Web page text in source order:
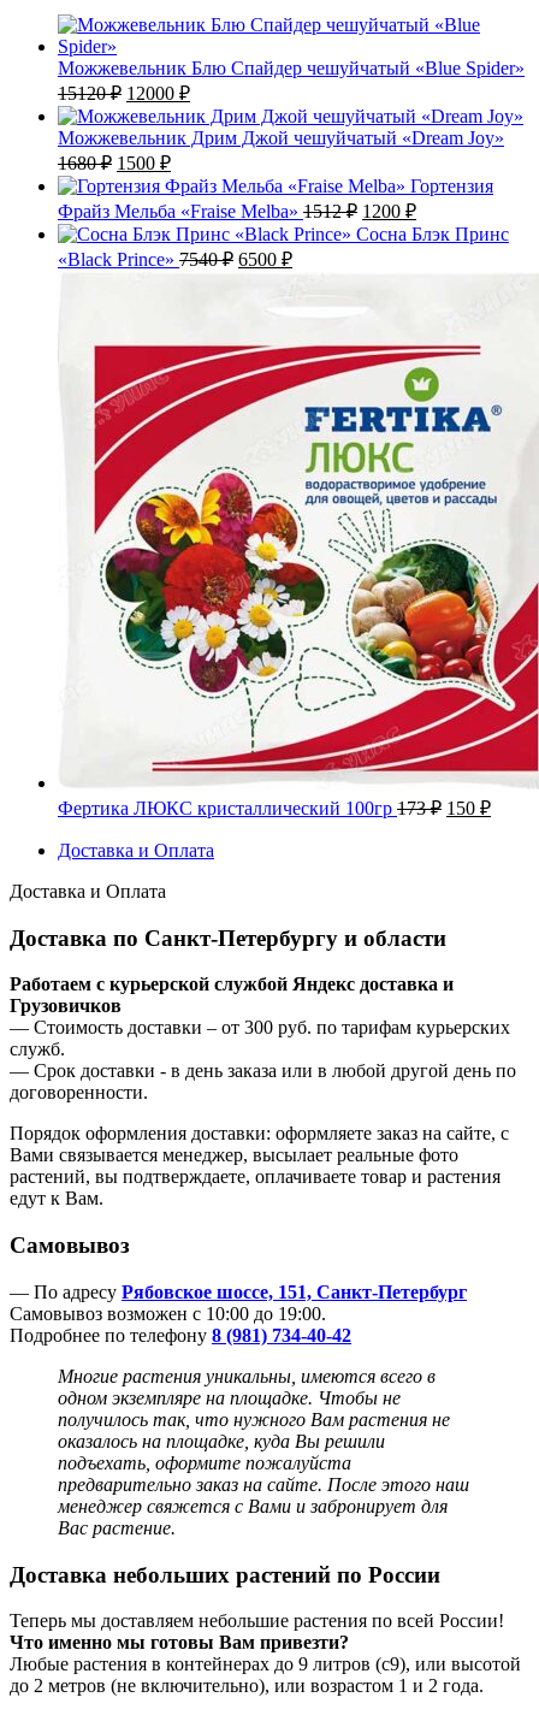
Можжевельник Блю Спайдер чешуйчатый «Blue Spider»
15120₽ Первоначальная
цена
составляла
15120 ₽.
12000 ₽Текущая
цена:
12000 ₽.
Можжевельник Дрим Джой чешуйчатый «Dream Joy»
1680₽ Первоначальная
цена
составляла
1680 ₽.
1500 ₽Текущая
цена:
1500 ₽.
Гортензия
Фрайз Мельба «Fraise Melba» 1512₽ Первоначальная
цена
составляла
1200 ₽Текущая
цена:
Сосна Блэк Принс
«Black Prince» 7540₽ Первоначальная
цена
составляла
6500 ₽Текущая
цена:
Фертика ЛЮКС кристаллический 100гр 173₽ 150 ₽
Доставка и Оплата
Доставка и Оплата
Доставка по Санкт-Петербургу и области
Работаем с курьерской службой Яндекс доставка и
Грузовичков
— Стоимость доставки – от 300 руб. по тарифам курьерских
служб.
— Срок доставки - в день заказа или в любой другой день по
договоренности.
Порядок оформления доставки: оформляете заказ на сайте, с
Вами связывается менеджер, высылает реальные фото
растений, вы подтверждаете, оплачиваете товар и растения
едут к Вам.
Самовывоз
— По адресу Рябовское шоссе, 151, Санкт-Петербург
Самовывоз возможен с 10:00 до 19:00.
Подробнее по телефону 8 (981) 734-40-42
Многие растения уникальны, имеются всего в
одном экземпляре на площадке. Чтобы не
получилось так, что нужного Вам растения не
оказалось на площадке, куда Вы решили
подъехать, оформите пожалуйста
предварительно заказ на сайте. После этого наш
менеджер свяжется с Вами и забронирует для
Вас растение.
Доставка небольших растений по России
Теперь мы доставляем небольшие растения по всей России!
Что именно мы готовы Вам привезти?
Любые растения в контейнерах до 9 литров (с9), или высотой
до 2 метров (не включительно), или возрастом 1 и 2 года.